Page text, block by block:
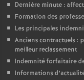
Dernière minute :
Formation des
Les principales
Anciens contractuels :
meilleur reclassement
Indemnité forfaitaire
Informations